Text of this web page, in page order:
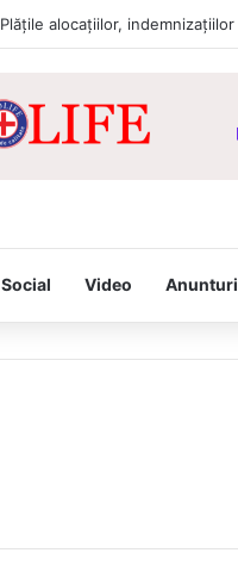
Social Video Anunturi